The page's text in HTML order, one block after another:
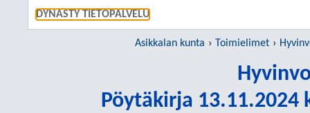
DYNASTY TIETOPALVELU
Asikkalan kunta Toimielimet
Pöytäkirja 13.11.2024